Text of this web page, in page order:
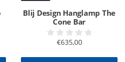
Blij Design Hanglamp The
Cone Bar
€635,00